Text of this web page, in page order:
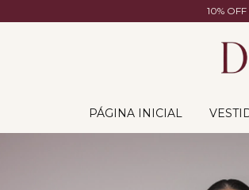
10%
PÁGINA INICIAL